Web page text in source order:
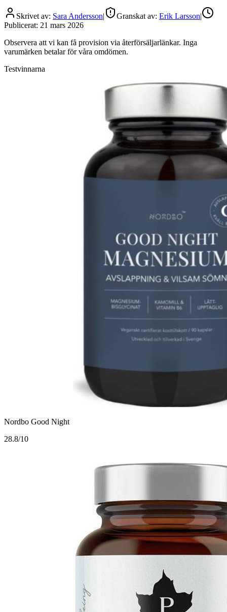
Skrivet av: Sara Andersson| Granskat av: Erik Larsson|
Publicerat: 21 mars 2026
Observera att vi kan få provision via återförsäljarlänkar. Inga
varumärken betalar för våra omdömen.
Testvinnarna
Nordbo Good Night
28.8/10